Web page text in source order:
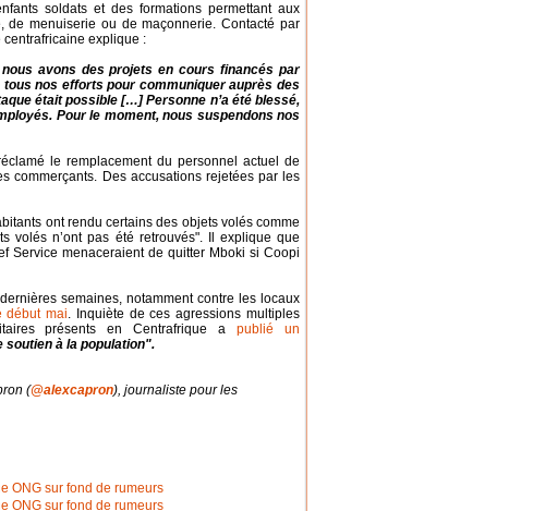
soldats et des formations permettant aux
de menuiserie ou de maçonnerie. Contacté par
centrafricaine explique :
avons des projets en cours financés par
tous nos efforts pour communiquer auprès des
était possible […] Personne n’a été blessé,
Pour le moment, nous suspendons nos
le remplacement du personnel actuel de
commerçants. Des accusations rejetées par les
ont rendu certains des objets volés comme
volés n’ont pas été retrouvés". Il explique que
Service menaceraient de quitter Mboki si Coopi
semaines, notamment contre les locaux
début mai. Inquiète de ces agressions multiples
présents en Centrafrique apublié un
soutien à la population".
(@alexcapron), journaliste pour les